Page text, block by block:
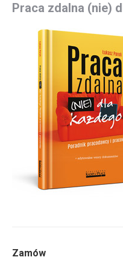
Praca zdalna (nie)
Zamów